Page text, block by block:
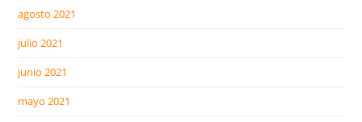
agosto 2021
julio 2021
junio 2021
mayo 2021